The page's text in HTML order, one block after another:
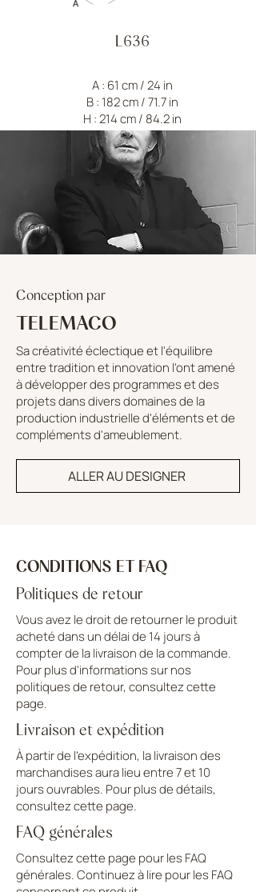
L636
A : 61 cm / 24 in
B : 182 cm / 71.7 in
H : 214 cm / 84.2 in
Conception par
TELEMACO
Sa créativité éclectique et l'équilibre
entre tradition et innovation l'ont amené
à développer des programmes et des
projets dans divers domaines de la
production industrielle d'éléments et de
compléments d'ameublement.
ALLER AU DESIGNER
CONDITIONS ET FAQ
Politiques de retour
Vous avez le droit de retourner le produit
acheté dans un délai de 14 jours à
compter de la livraison de la commande.
Pour plus d'informations sur nos
politiques de retour, consultez cette
page.
Livraison et expédition
À partir de l'expédition, la livraison des
marchandises aura lieu entre 7 et 10
jours ouvrables. Pour plus de détails,
consultez cette page.
FAQ générales
Consultez cette page pour les FAQ
générales. Continuez à lire pour les FAQ